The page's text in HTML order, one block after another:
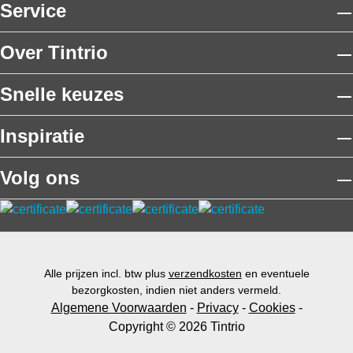
Service
Over Tintrio
Snelle keuzes
Inspiratie
Volg ons
Alle prijzen incl. btw plus verzendkosten en eventuele
bezorgkosten, indien niet anders vermeld.
Algemene Voorwaarden - Privacy- Cookies-
Copyright © 2026 Tintrio